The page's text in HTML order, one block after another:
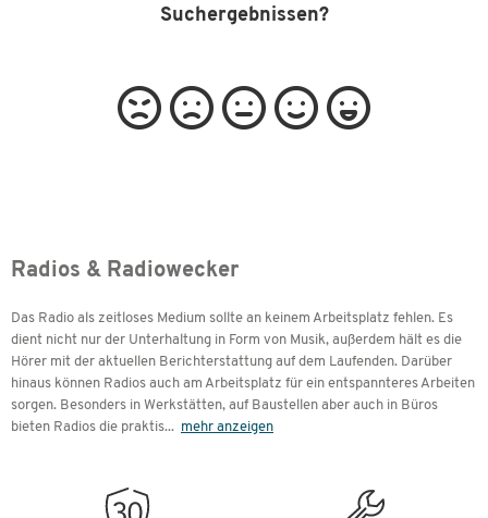
Suchergebnissen?
Radios & Radiowecker
Das Radio als zeitloses Medium sollte an keinem Arbeitsplatz fehlen. Es
dient nicht nur der Unterhaltung in Form von Musik, außerdem hält es die
Hörer mit der aktuellen Berichterstattung auf dem Laufenden. Darüber
hinaus können Radios auch am Arbeitsplatz für ein entspannteres Arbeiten
sorgen. Besonders in Werkstätten, auf Baustellen aber auch in Büros
bieten Radios die praktis... mehr anzeigen